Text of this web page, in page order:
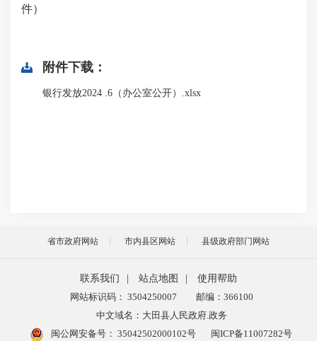
件）
附件下载：
银行发放2024 .6（办公室公开）.xlsx
省市政府网站 市内县区网站 县级政府部门网站
联系我们 站点地图
使用帮助
网站标识码： 3504250007
邮编：366100
中文域名：大田县人民政府.政务
闽公网安备号： 35042502000102号 闽ICP备11007282号